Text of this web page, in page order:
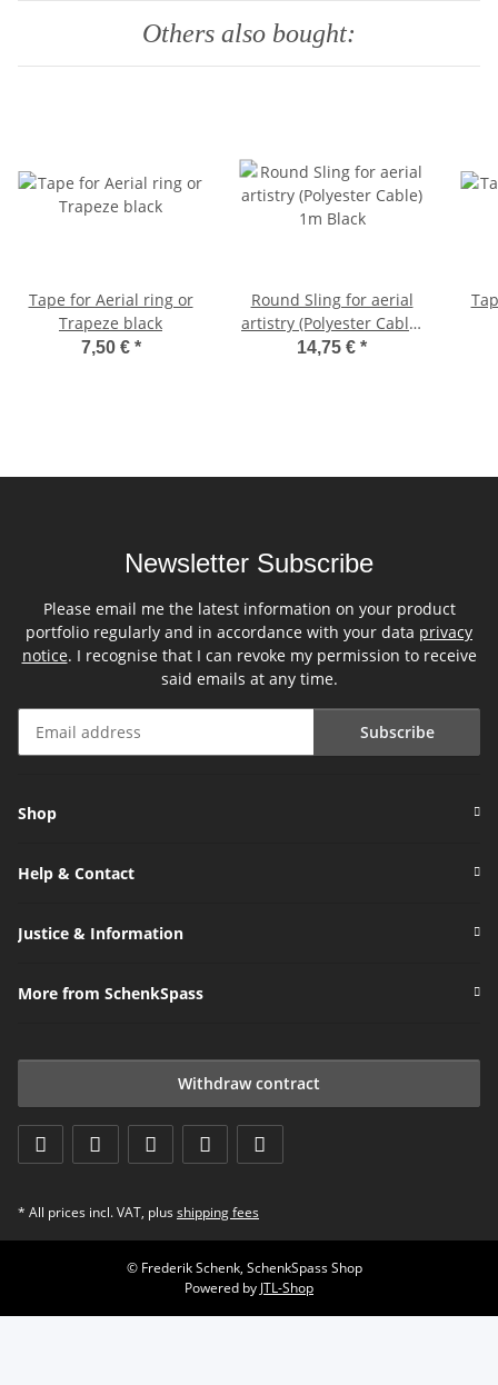
Others also bought:
Tape for Aerial ring or
Trapeze black
7,50 € *
Round Sling for aerial
artistry (Polyester Cable)
1m Black
14,75 € *
Newsletter Subscribe
Please email me the latest information on your product
portfolio regularly and in accordance with your data privacy
notice. I recognise that I can revoke my permission to receive
said emails at any time.
Subscribe
Shop
Help & Contact
Justice & Information
More from SchenkSpass
Withdraw contract
* All prices incl. VAT, plus shipping fees
© Frederik Schenk, SchenkSpass Shop
Powered by JTL-Shop